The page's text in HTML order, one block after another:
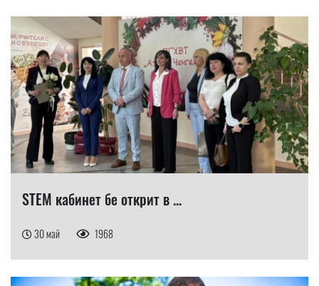
STEM кабинет бе открит в ...
30 май 1968